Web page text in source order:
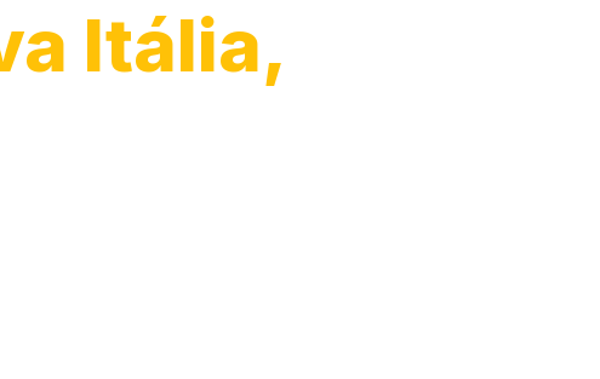
Itália,